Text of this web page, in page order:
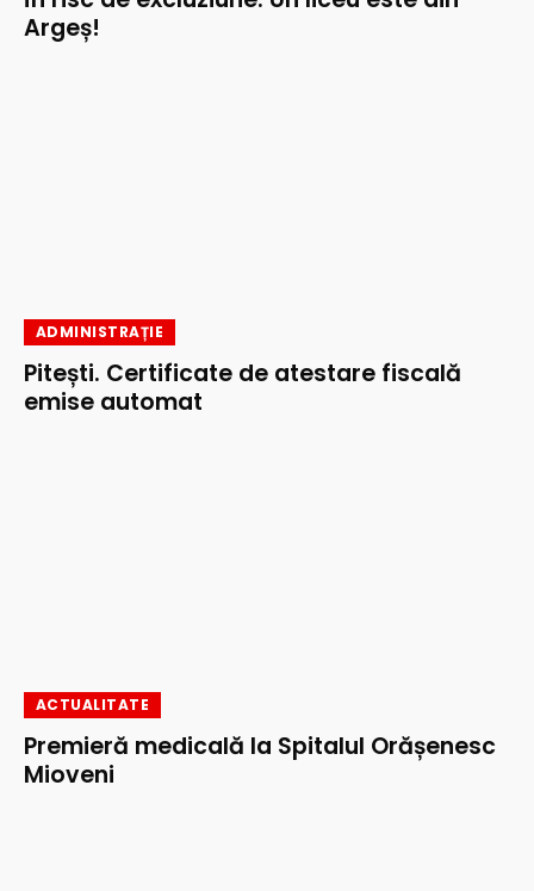
Argeș!
ADMINISTRAȚIE
Pitești. Certificate de atestare fiscală
emise automat
ACTUALITATE
Premieră medicală la Spitalul Orășenesc
Mioveni